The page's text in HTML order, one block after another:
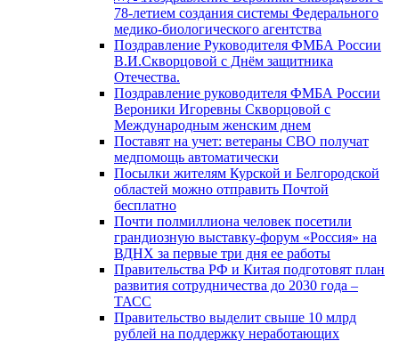
78-летием создания системы Федерального
медико-биологического агентства
Поздравление Руководителя ФМБА России
В.И.Скворцовой с Днём защитника
Отечества.
Поздравление руководителя ФМБА России
Вероники Игоревны Скворцовой с
Международным женским днем
Поставят на учет: ветераны СВО получат
медпомощь автоматически
Посылки жителям Курской и Белгородской
областей можно отправить Почтой
бесплатно
Почти полмиллиона человек посетили
грандиозную выставку-форум «Россия» на
ВДНХ за первые три дня ее работы
Правительства РФ и Китая подготовят план
развития сотрудничества до 2030 года –
ТАСС
Правительство выделит свыше 10 млрд
рублей на поддержку неработающих